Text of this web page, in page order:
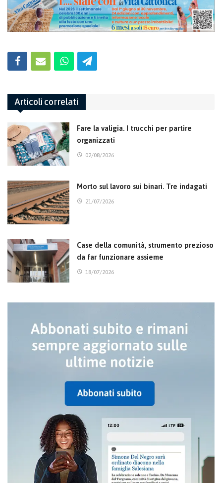
Articoli correlati
Fare la valigia. I trucchi per partire
organizzati
02/08/2026
Morto sul lavoro sui binari. Tre indagati
21/07/2026
Case della comunità, strumento prezioso
da far funzionare assieme
18/07/2026